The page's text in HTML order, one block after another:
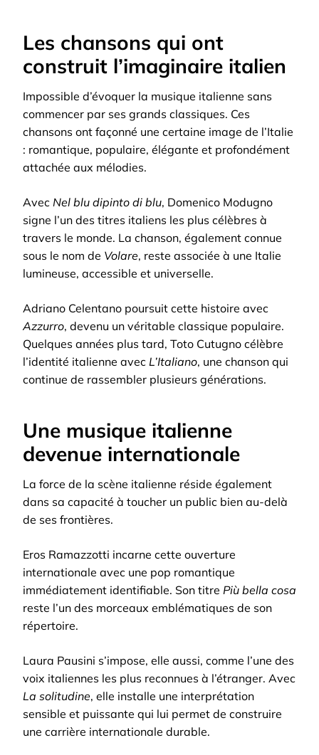
Les chansons qui ont
construit l’imaginaire italien
Impossible d’évoquer la musique italienne sans
commencer par ses grands classiques. Ces
chansons ont façonné une certaine image de l’Italie
: romantique, populaire, élégante et profondément
attachée aux mélodies.
Avec Nel blu dipinto di blu, Domenico Modugno
signe l’un des titres italiens les plus célèbres à
travers le monde. La chanson, également connue
sous le nom de Volare, reste associée à une Italie
lumineuse, accessible et universelle.
Adriano Celentano poursuit cette histoire avec
Azzurro, devenu un véritable classique populaire.
Quelques années plus tard, Toto Cutugno célèbre
l’identité italienne avec L’Italiano, une chanson qui
continue de rassembler plusieurs générations.
Une musique italienne
devenue internationale
La force de la scène italienne réside également
dans sa capacité à toucher un public bien au-delà
de ses frontières.
Eros Ramazzotti incarne cette ouverture
internationale avec une pop romantique
immédiatement identifiable. Son titre Più bella cosa
reste l’un des morceaux emblématiques de son
répertoire.
Laura Pausini s’impose, elle aussi, comme l’une des
voix italiennes les plus reconnues à l’étranger. Avec
La solitudine, elle installe une interprétation
sensible et puissante qui lui permet de construire
une carrière internationale durable.